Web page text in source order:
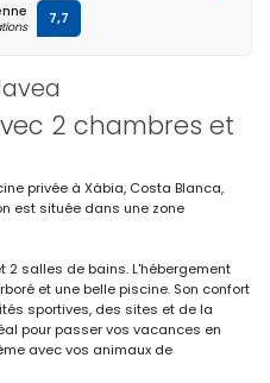
2 chambres et
privée à Xàbia, Costa Blanca,
est située dans une zone
salles de bains. L'hébergement
et une belle piscine. Son confort
sportives, des sites et de la
pour passer vos vacances en
avec vos animaux de
7,7